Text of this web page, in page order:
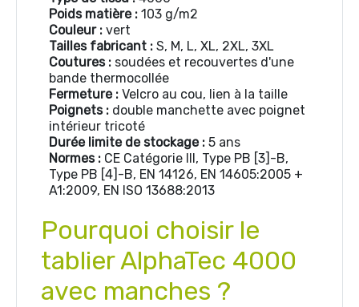
Poids matière : 103 g/m2
Couleur : vert
Tailles fabricant : S, M, L, XL, 2XL, 3XL
Coutures : soudées et recouvertes d'une
bande thermocollée
Fermeture : Velcro au cou, lien à la taille
Poignets : double manchette avec poignet
intérieur tricoté
Durée limite de stockage : 5 ans
Normes : CE Catégorie III, Type PB [3]-B,
Type PB [4]-B, EN 14126, EN 14605:2005 +
A1:2009, EN ISO 13688:2013
Pourquoi choisir le
tablier AlphaTec 4000
avec manches ?